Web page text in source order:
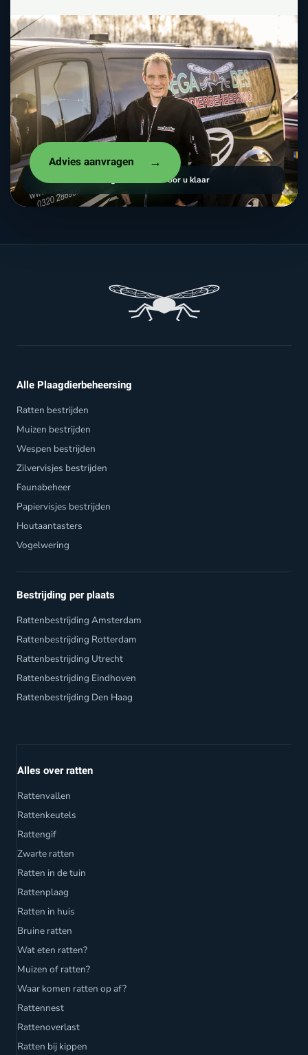
Advies aanvragen
Alle Plaagdierbeheersing
Ratten bestrijden
Muizen bestrijden
Wespen bestrijden
Zilvervisjes bestrijden
Faunabeheer
Papiervisjes bestrijden
Houtaantasters
Vogelwering
Bestrijding per plaats
Rattenbestrijding Amsterdam
Rattenbestrijding Rotterdam
Rattenbestrijding Utrecht
Rattenbestrijding Eindhoven
Rattenbestrijding Den Haag
Alles over ratten
Rattenvallen
Rattenkeutels
Rattengif
Zwarte ratten
Ratten in de tuin
Rattenplaag
Ratten in huis
Bruine ratten
Wat eten ratten?
Muizen of ratten?
Waar komen ratten op af?
Rattennest
Rattenoverlast
Ratten bij kippen